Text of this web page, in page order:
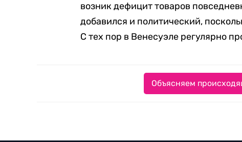
возник дефицит товаров
добавился и политический,
С тех пор в Венесуэле регулярно
Объясняем